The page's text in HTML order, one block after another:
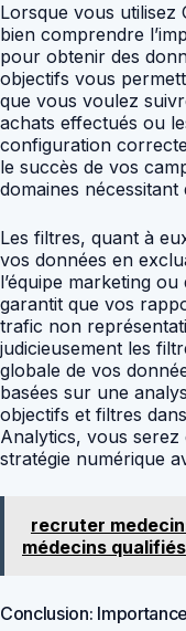
Lorsque vous utilisez
bien comprendre
pour obtenir des
objectifs vous
que vous voulez
achats effectués ou
configuration
le succès de vos
domaines nécessitant
Les filtres, quant à
vos données en
l’équipe marketing
garantit que vos
trafic non
judicieusement les
globale de vos
basées sur une
objectifs et filtres
Analytics, vous serez
stratégie numérique
recruter
médecins qualifiés
Conclusion: